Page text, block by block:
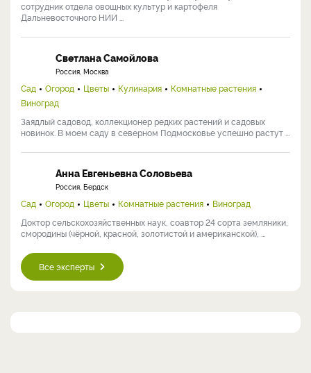
сотрудник отдела овощных культур и картофеля
Дальневосточного НИИ ...
Светлана Самойлова
Россия, Москва
Сад Огород Цветы Кулинария
Комнатные растения
Виноград
Заядлый садовод, коллекционер редких растений и садовых
новинок. В моем саду в северном Подмосковье успешно растут ...
Анна Евгеньевна Соловьева
Россия, Бердск
Сад Огород Цветы Комнатные растения
Виноград
Доктор сельскохозяйственных наук, соавтор 24 сорта земляники,
смородины (чёрной, красной, золотистой и американской), ...
Все эксперты